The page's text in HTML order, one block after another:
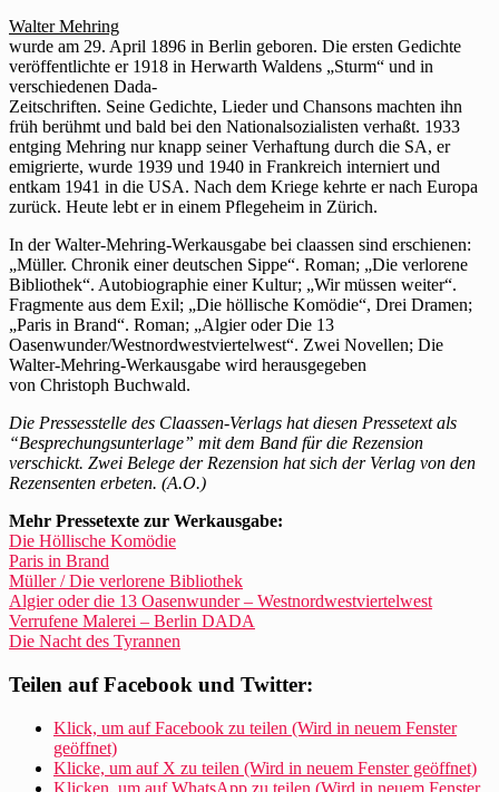
Walter Mehring
wurde am 29. April 1896 in Berlin geboren. Die ersten Gedichte
veröffentlichte er 1918 in Herwarth Waldens „Sturm“ und in
verschiedenen Dada-
Zeitschriften. Seine Gedichte, Lieder und Chansons machten ihn
früh berühmt und bald bei den Nationalsozialisten verhaßt. 1933
entging Mehring nur knapp seiner Verhaftung durch die SA, er
emigrierte, wurde 1939 und 1940 in Frankreich interniert und
entkam 1941 in die USA. Nach dem Kriege kehrte er nach Europa
zurück. Heute lebt er in einem Pflegeheim in Zürich.
In der Walter-Mehring-Werkausgabe bei claassen sind erschienen:
„Müller. Chronik einer deutschen Sippe“. Roman; „Die verlorene
Bibliothek“. Autobiographie einer Kultur; „Wir müssen weiter“.
Fragmente aus dem Exil; „Die höllische Komödie“, Drei Dramen;
„Paris in Brand“. Roman; „Algier oder Die 13
Oasenwunder/Westnordwestviertelwest“. Zwei Novellen; Die
Walter-Mehring-Werkausgabe wird herausgegeben
von Christoph Buchwald.
Die Pressesstelle des Claassen-Verlags hat diesen Pressetext als
“Besprechungsunterlage” mit dem Band für die Rezension
verschickt. Zwei Belege der Rezension hat sich der Verlag von den
Rezensenten erbeten. (A.O.)
Mehr Pressetexte zur Werkausgabe:
Die Höllische Komödie
Paris in Brand
Müller / Die verlorene Bibliothek
Algier oder die 13 Oasenwunder – Westnordwestviertelwest
Verrufene Malerei – Berlin DADA
Die Nacht des Tyrannen
Teilen auf Facebook und Twitter:
Klick, um auf Facebook zu teilen (Wird in neuem Fenster
geöffnet)
Klicke, um auf X zu teilen (Wird in neuem Fenster geöffnet)
Klicken, um auf WhatsApp zu teilen (Wird in neuem Fenster